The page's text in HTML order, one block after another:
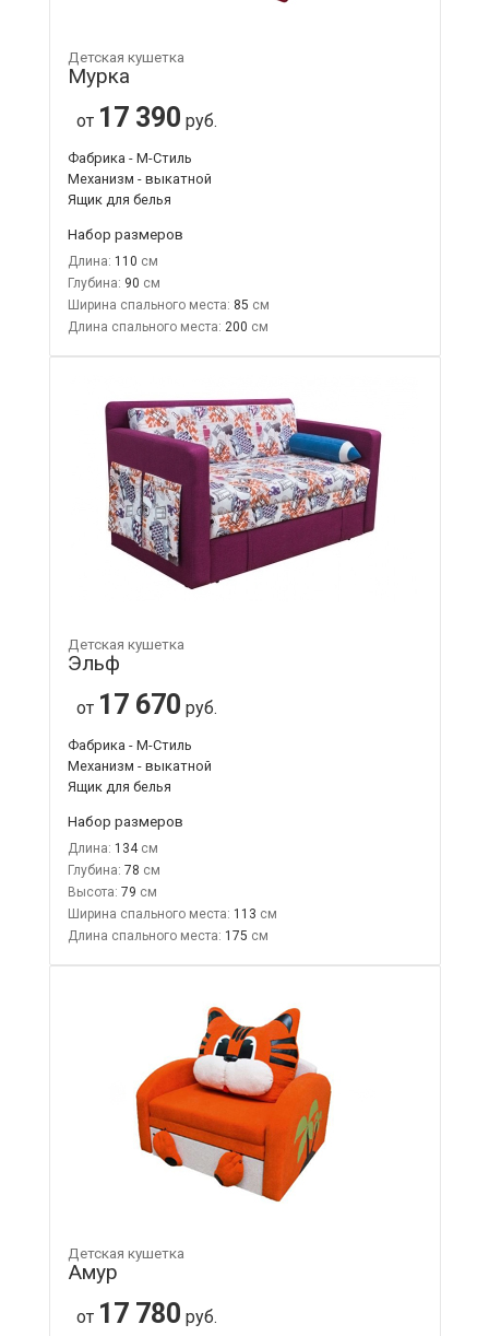
Детская кушетка
Мурка
от 17 390 руб.
Фабрика - М-Стиль
Механизм - выкатной
Ящик для белья
Набор размеров
Длина: 110
Глубина: 90
Ширина спального места: 85
Длина спального места: 200
Детская кушетка
Эльф
от 17 670 руб.
Фабрика - М-Стиль
Механизм - выкатной
Ящик для белья
Набор размеров
Длина: 134
Глубина: 78
Высота: 79
Ширина спального места: 113
Длина спального места: 175
Детская кушетка
Амур
от 17 780 руб.